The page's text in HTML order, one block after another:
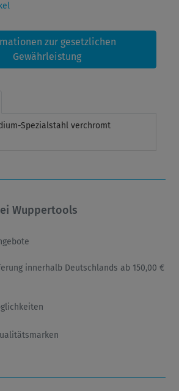
zur gesetzlichen
Gewährleistung
Spezialstahl verchromt
Wuppertools
innerhalb Deutschlands ab 150,00 €